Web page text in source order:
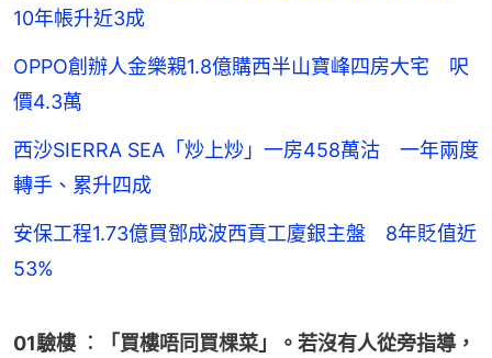
10年帳升近3成
OPPO創辦人金樂親1.8億購西半山寶峰四房大宅 呎
價4.3萬
西沙SIERRA SEA「炒上炒」一房458萬沽 一年兩度
轉手、累升四成
安保工程1.73億買鄧成波西貢工廈銀主盤 8年貶值近
53%
01驗樓 ︰「買樓唔同買棵菜」。若沒有人從旁指導，